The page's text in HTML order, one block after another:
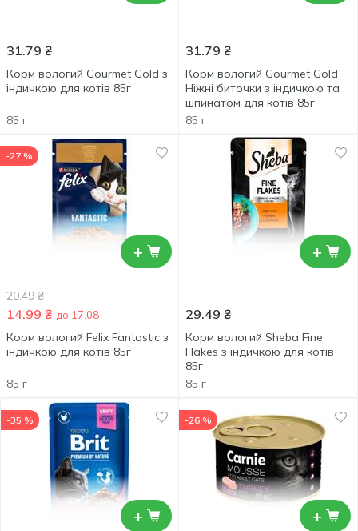
31.79 ₴
Корм вологий Gourmet Gold з
індичкою для котів 85г
85 г
31.79 ₴
Корм вологий Gourmet Gold
Ніжні биточки з індичкою та
шпинатом для котів 85г
85 г
+
-27 %
20.49 ₴
14.99 ₴ до 17.08
Корм вологий Felix Fantastic з
індичкою для котів 85г
85 г
+
29.49 ₴
Корм вологий Sheba Fine
Flakes з індичкою для котів
85г
85 г
+
-35 %
+
-26 %